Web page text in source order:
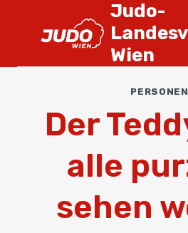
Judo-
Wien
PERSONEN
Der
alle
sehen